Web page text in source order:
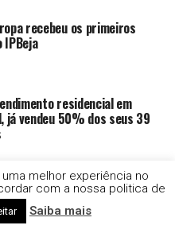
recebeu os primeiros
IPBeja
residencial em
já vendeu 50% dos seus 39
ultrapassa Algarve e torna-
dos portugueses nas
melhor experiência no
com a nossa politica de
Saiba mais